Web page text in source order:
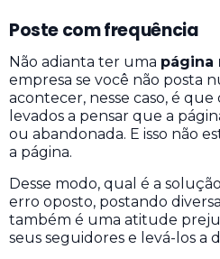
Poste com frequência
Não adianta ter uma página
empresa se você não posta
acontecer, nesse caso, é que
levados a pensar que a
ou abandonada. E isso não
a página.
Desse modo, qual é a
erro oposto, postando
também é uma atitude
seus seguidores e levá-los a